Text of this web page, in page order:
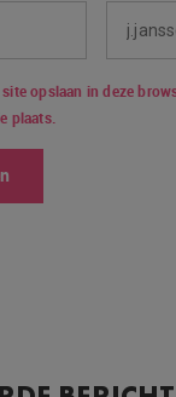
opslaan in deze
plaats.